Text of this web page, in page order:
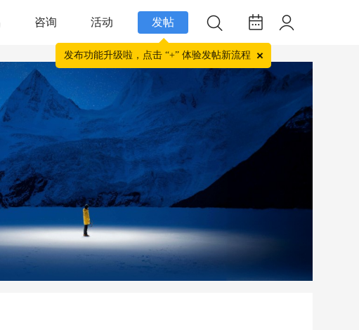
咨询 活动 发帖
发布功能升级啦，点击 “+” 体验发帖新流程